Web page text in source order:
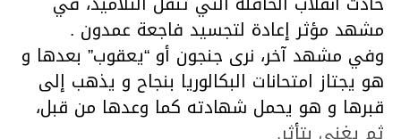
مشهد مؤثر إعادة لتجسيد فاجعة عمدون .
وفي مشهد آخر، نرى جنجون أو “يعقوب” بعدها و
هو يجتاز امتحانات البكالوريا بنجاح و يذهب إلى
قبرها و هو يحمل شهادته كما وعدها من قبل،